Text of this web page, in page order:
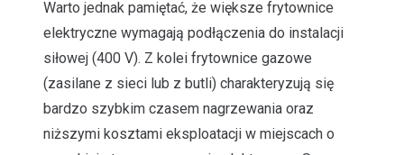
Warto jednak pamiętać, że większe frytownice
elektryczne wymagają podłączenia do instalacji
siłowej (400 V). Z kolei frytownice gazowe
(zasilane z sieci lub z butli) charakteryzują się
bardzo szybkim czasem nagrzewania oraz
niższymi kosztami eksploatacji w miejscach o